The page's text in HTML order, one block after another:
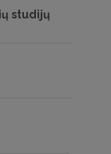
studijų